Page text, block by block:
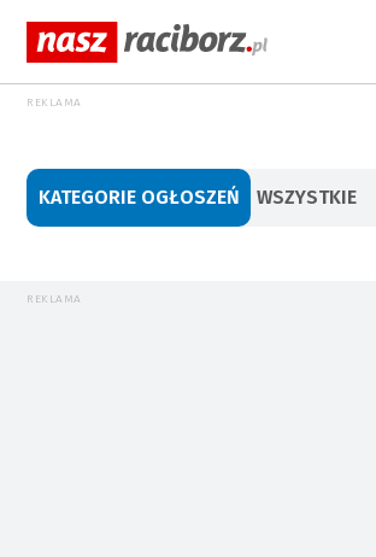
REKLAMA
KATEGORIE OGŁOSZEŃ WSZYSTKIE
REKLAMA